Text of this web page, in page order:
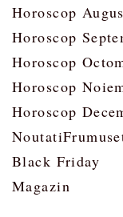
Horoscop
Horoscop
Horoscop
Horoscop
Horoscop
Noutati
Black Friday
Magazin